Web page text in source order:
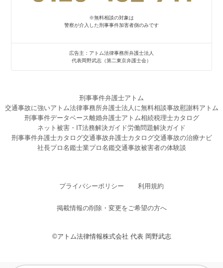
刑事事件弁護士アトム
交通事故に強いアトム法律事務所弁護士法人に無料相談事故慰謝料アトム
刑事事件データベース離婚弁護士アトム相続税理士カタログ
ネット被害・IT法務解決ガイド労働問題解決ガイド
刑事事件弁護士カタログ交通事故弁護士カタログ交通事故の治療ナビ
社長プロ名鑑士業プロ名鑑交通事故被害者の体験談
プライバシーポリシー 利用規約
掲載情報の削除・変更をご希望の方へ
©アトム法律情報株式会社 代表 岡野武志